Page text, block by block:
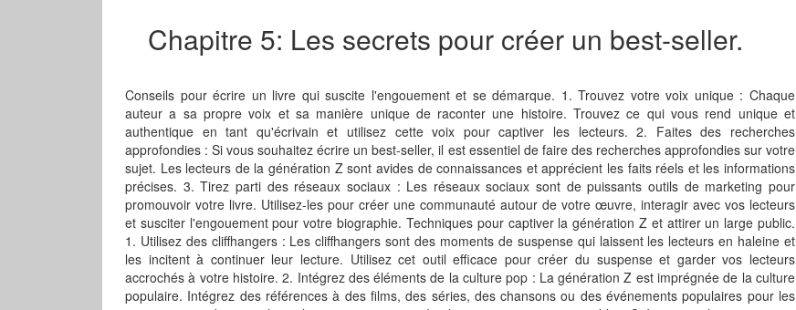
Chapitre 5: Les secrets pour créer un best-seller.
Conseils pour écrire un livre qui suscite l'engouement et se démarque. 1. Trouvez votre voix unique : Chaque
auteur a sa propre voix et sa manière unique de raconter une histoire. Trouvez ce qui vous rend unique et
authentique en tant qu'écrivain et utilisez cette voix pour captiver les lecteurs. 2. Faites des recherches
approfondies : Si vous souhaitez écrire un best-seller, il est essentiel de faire des recherches approfondies sur votre
sujet. Les lecteurs de la génération Z sont avides de connaissances et apprécient les faits réels et les informations
précises. 3. Tirez parti des réseaux sociaux : Les réseaux sociaux sont de puissants outils de marketing pour
promouvoir votre livre. Utilisez-les pour créer une communauté autour de votre œuvre, interagir avec vos lecteurs
et susciter l'engouement pour votre biographie. Techniques pour captiver la génération Z et attirer un large public.
1. Utilisez des cliffhangers : Les cliffhangers sont des moments de suspense qui laissent les lecteurs en haleine et
les incitent à continuer leur lecture. Utilisez cet outil efficace pour créer du suspense et garder vos lecteurs
accrochés à votre histoire. 2. Intégrez des éléments de la culture pop : La génération Z est imprégnée de la culture
populaire. Intégrez des références à des films, des séries, des chansons ou des événements populaires pour les